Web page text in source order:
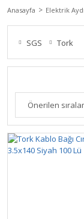
Anasayfa Elektrik
SGS Tork